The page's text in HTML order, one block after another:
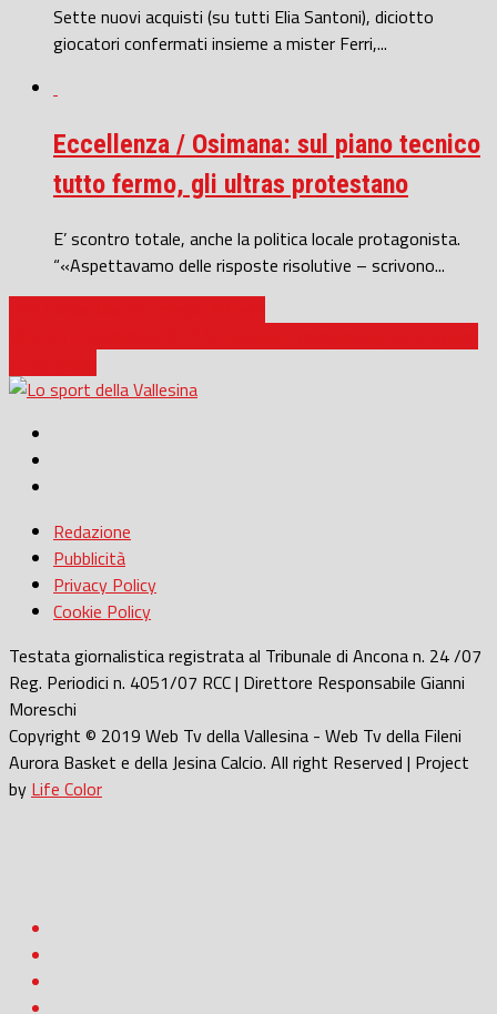
Sette nuovi acquisti (su tutti Elia Santoni), diciotto
giocatori confermati insieme a mister Ferri,...
Eccellenza / Osimana: sul piano tecnico
tutto fermo, gli ultras protestano
E’ scontro totale, anche la politica locale protagonista.
“«Aspettavamo delle risposte risolutive – scrivono...
Redazione
Pubblicità
Privacy Policy
Cookie Policy
Testata giornalistica registrata al Tribunale di Ancona n. 24 /07
Reg. Periodici n. 4051/07 RCC | Direttore Responsabile Gianni
Moreschi
Copyright © 2019 Web Tv della Vallesina - Web Tv della Fileni
Aurora Basket e della Jesina Calcio. All right Reserved | Project
by Life Color